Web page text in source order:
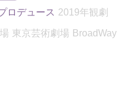
ロデュース 2019年観劇
東京芸術劇場 BroadWay